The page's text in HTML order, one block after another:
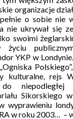
organizacje
o sobie nie
nie ukrywał się
swoimi
życiu
YKP w
kulturalne, rejs
niepodległej
Sikorskiego
wyprawieniu
w roku 2003… –